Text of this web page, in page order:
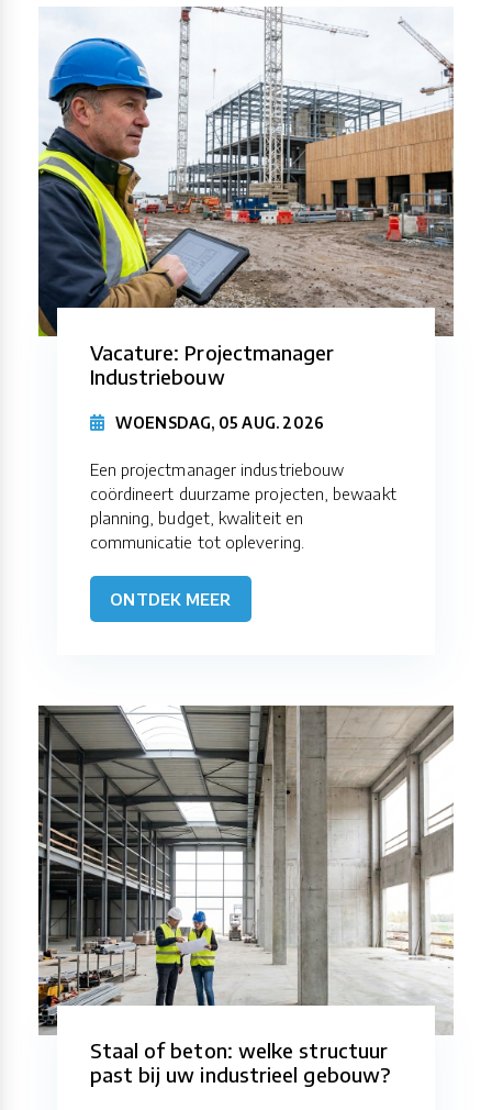
Vacature: Projectmanager
Industriebouw
WOENSDAG, 05 AUG. 2026
Een projectmanager industriebouw
coördineert duurzame projecten, bewaakt
planning, budget, kwaliteit en
communicatie tot oplevering.
ONTDEK MEER
Staal of beton: welke structuur
past bij uw industrieel gebouw?